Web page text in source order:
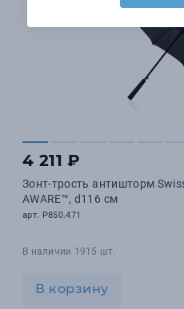
4 211 ₽
Зонт-трость антишторм
AWARE™, d116 см
арт. P850.471
В наличии 1915 шт.
В корзину